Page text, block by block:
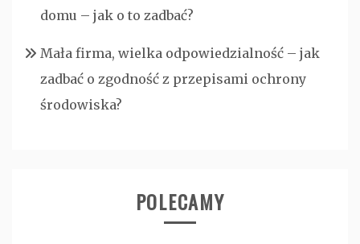
domu – jak o to zadbać?
Mała firma, wielka odpowiedzialność – jak
zadbać o zgodność z przepisami ochrony
środowiska?
POLECAMY